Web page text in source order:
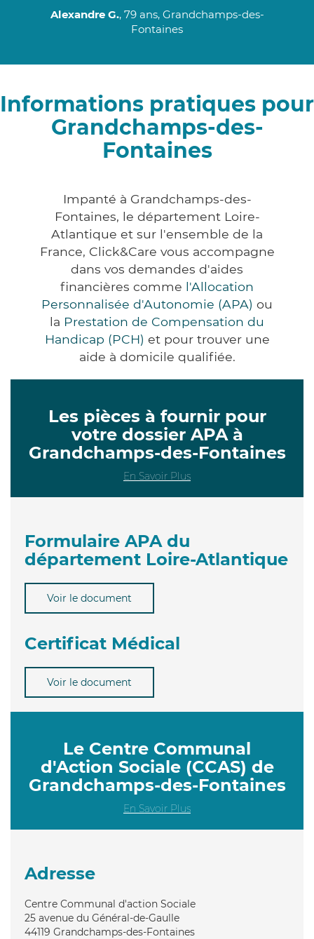
Alexandre G., 79 ans, Grandchamps-des-
Fontaines
Informations pratiques pour
Grandchamps-des-
Fontaines
Impanté à Grandchamps-des-
Fontaines, le département Loire-
Atlantique et sur l'ensemble de la
France, Click&Care vous accompagne
dans vos demandes d'aides
financières comme l'Allocation
Personnalisée d'Autonomie (APA) ou
la Prestation de Compensation du
Handicap (PCH) et pour trouver une
aide à domicile qualifiée.
Les pièces à fournir pour
votre dossier APA à
Grandchamps-des-Fontaines
En Savoir Plus
Formulaire APA du
département Loire-Atlantique
Voir le document
Certificat Médical
Voir le document
Le Centre Communal
d'Action Sociale (CCAS) de
Grandchamps-des-Fontaines
En Savoir Plus
Adresse
Centre Communal d'action Sociale
25 avenue du Général-de-Gaulle
44119 Grandchamps-des-Fontaines